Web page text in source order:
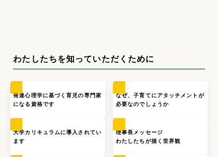
わたしたちを知っていただくために
発達心理学に基づく育児の専門家
になる資格です
なぜ、子育てにアタッチメントが
必要なのでしょうか
大学カリキュラムに導入されてい
ます
理事長メッセージ
わたしたちが描く世界観